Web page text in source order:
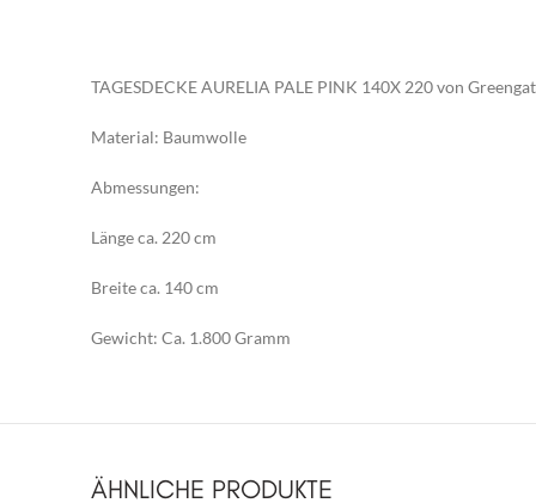
TAGESDECKE AURELIA PALE PINK 140X 220 von
Material: Baumwolle
Abmessungen:
Länge ca. 220 cm
Breite ca. 140 cm
Gewicht: Ca. 1.800 Gramm
ÄHNLICHE PRODUKTE